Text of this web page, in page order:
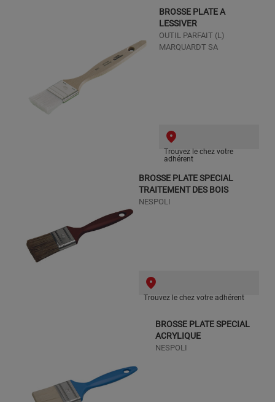
BROSSE PLATE A
LESSIVER
OUTIL PARFAIT (L)
MARQUARDT SA
Trouvez le chez votre
adhérent
BROSSE PLATE SPECIAL
TRAITEMENT DES BOIS
NESPOLI
Trouvez le chez votre adhérent
BROSSE PLATE SPECIAL
ACRYLIQUE
NESPOLI